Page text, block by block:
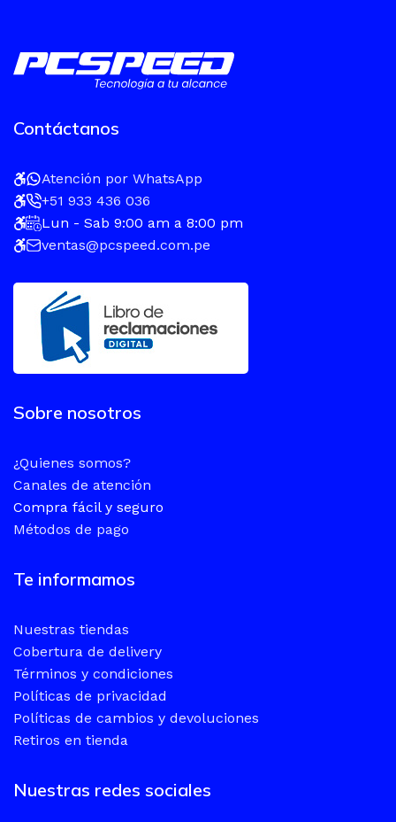
Contáctanos
Atención por WhatsApp
+51 933 436 036
Lun - Sab 9:00 am a 8:00 pm
ventas@pcspeed.com.pe
Sobre nosotros
¿Quienes somos?
Canales de atención
Compra fácil y seguro
Métodos de pago
Te informamos
Nuestras tiendas
Cobertura de delivery
Términos y condiciones
Políticas de privacidad
Políticas de cambios y devoluciones
Retiros en tienda
Nuestras redes sociales